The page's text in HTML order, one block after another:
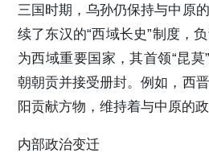
三国时期，乌孙仍保持与中原
续了东汉的“西域长史”制度，
为西域重要国家，其首领“昆莫
朝朝贡并接受册封。例如，西
阳贡献方物，维持着与中原的政
内部政治变迁